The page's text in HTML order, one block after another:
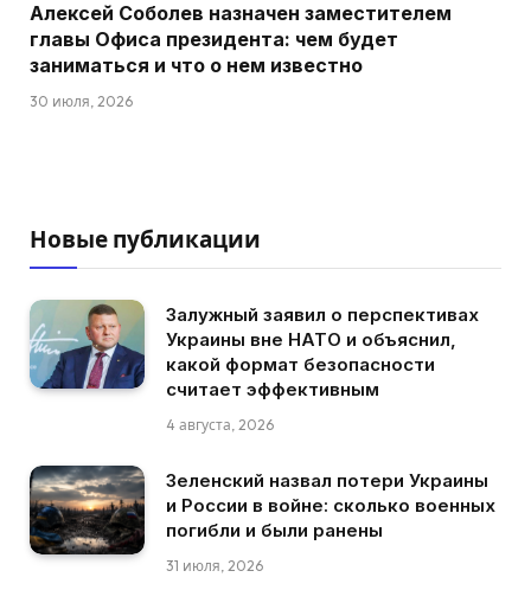
Алексей Соболев назначен заместителем
главы Офиса президента: чем будет
заниматься и что о нем известно
30 июля, 2026
Новые публикации
Залужный заявил о перспективах
Украины вне НАТО и объяснил,
какой формат безопасности
считает эффективным
4 августа, 2026
Зеленский назвал потери Украины
и России в войне: сколько военных
погибли и были ранены
31 июля, 2026